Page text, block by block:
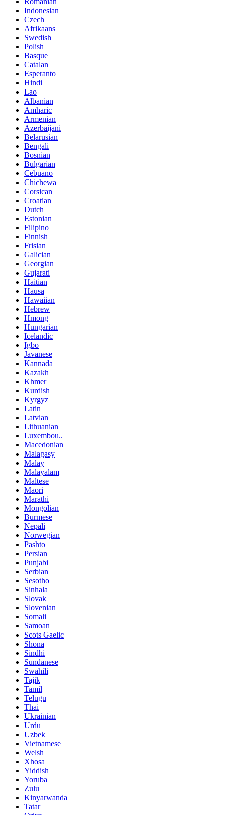
Indonesian
Czech
Afrikaans
Swedish
Polish
Basque
Catalan
Esperanto
Hindi
Lao
Albanian
Amharic
Armenian
Azerbaijani
Belarusian
Bengali
Bosnian
Bulgarian
Cebuano
Chichewa
Corsican
Croatian
Dutch
Estonian
Filipino
Finnish
Frisian
Galician
Georgian
Gujarati
Haitian
Hausa
Hawaiian
Hebrew
Hmong
Hungarian
Icelandic
Igbo
Javanese
Kannada
Kazakh
Khmer
Kurdish
Kyrgyz
Latin
Latvian
Lithuanian
Luxembou..
Macedonian
Malagasy
Malay
Malayalam
Maltese
Maori
Marathi
Mongolian
Burmese
Nepali
Norwegian
Pashto
Persian
Punjabi
Serbian
Sesotho
Sinhala
Slovak
Slovenian
Somali
Samoan
Scots Gaelic
Shona
Sindhi
Sundanese
Swahili
Tajik
Tamil
Telugu
Thai
Ukrainian
Urdu
Uzbek
Vietnamese
Welsh
Xhosa
Yiddish
Yoruba
Zulu
Kinyarwanda
Tatar